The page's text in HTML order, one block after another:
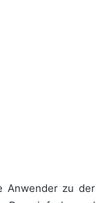
Anwender zu der